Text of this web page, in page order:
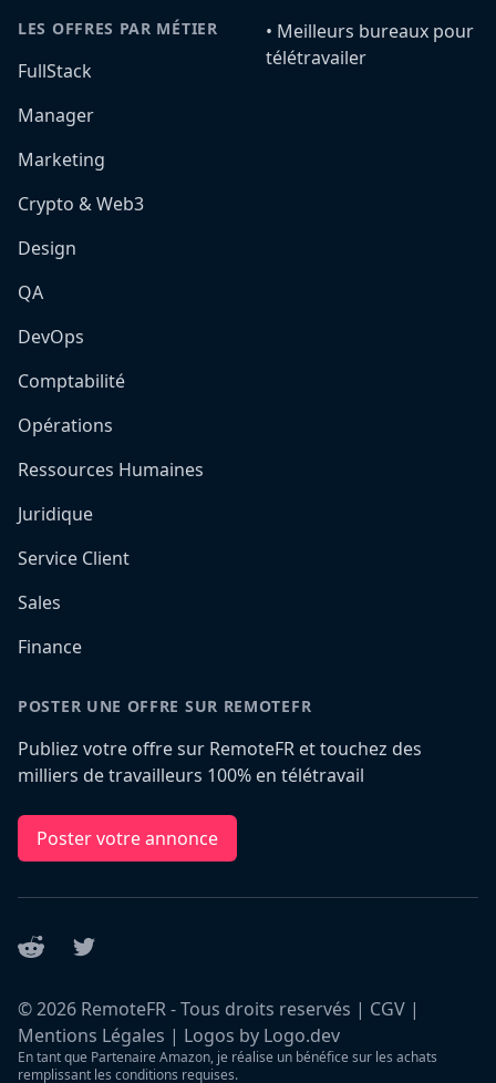
LES OFFRES PAR MÉTIER
FullStack
Manager
Marketing
Crypto & Web3
Design
QA
DevOps
Comptabilité
Opérations
Ressources Humaines
Juridique
Service Client
Sales
Finance
•️ Meilleurs bureaux pour
télétravailer
POSTER UNE OFFRE SUR REMOTEFR
Publiez votre offre sur RemoteFR et touchez des
milliers de travailleurs 100% en télétravail
Poster votre annonce
Reddit Twitter
©2026 RemoteFR - Tous droits reservés | CGV |
Mentions Légales | Logos by Logo.dev
En tant que Partenaire Amazon, je réalise un bénéfice sur les achats
remplissant les conditions requises.